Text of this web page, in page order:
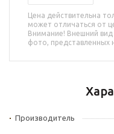
Цена действительна
может отличаться от
Внимание! Внешний
фото, представленных
Производитель